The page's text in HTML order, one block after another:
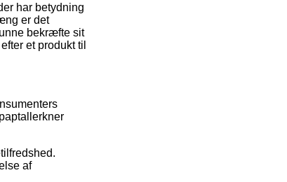
har betydning
er det
bekræfte sit
et produkt til
af